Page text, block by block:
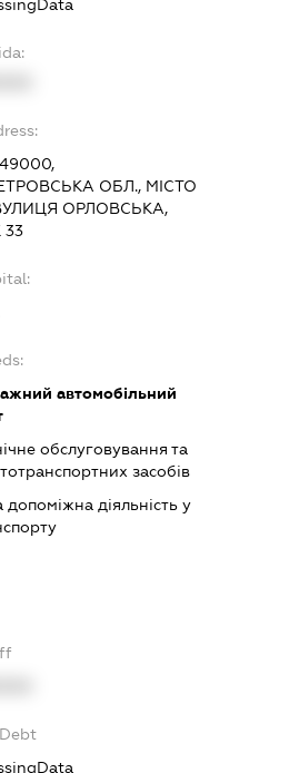
ОБЛ., МІСТО
ОРЛОВСЬКА,
автомобільний
обслуговування та
засобів
діяльність у